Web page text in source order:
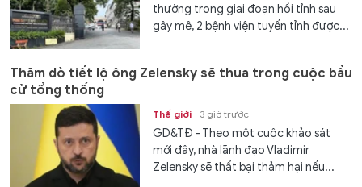
thường trong giai đoạn hồi tỉnh sau
gây mê, 2 bệnh viện tuyến tỉnh được...
Thăm dò tiết lộ ông Zelensky sẽ thua trong cuộc bầu
cử tổng thống
Thế giới 3 giờ trước
GD&TĐ - Theo một cuộc khảo sát
mới đây, nhà lãnh đạo Vladimir
Zelensky sẽ thất bại thảm hại nếu...